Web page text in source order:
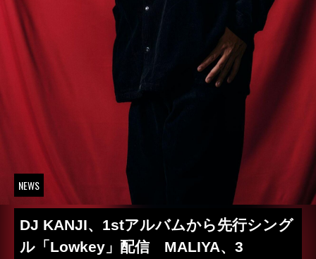
NEWS
DJ KANJI、1stアルバムから先行シング
ル「Lowkey」配信 MALIYA、3